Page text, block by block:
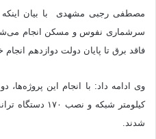
مصطفی رجبی مشهدی با بیان اینکه
فاقد برق تا پایان دولت دوازدهم
شدند.